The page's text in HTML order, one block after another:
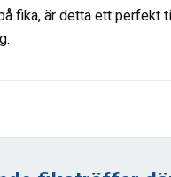
fika, är detta ett